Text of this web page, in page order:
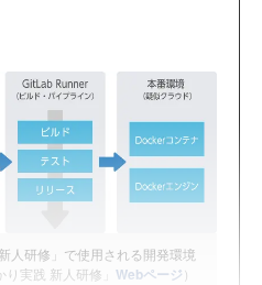
人研修」で使用される開発環境
実践 新人研修」 Webページ）